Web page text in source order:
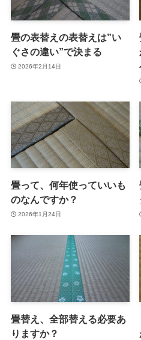
畳の表替えの表替えは”い
ぐさの違い”で決まる
2026年2月14日
畳って、何年使っていいも
のなんですか？
2026年1月24日
畳替え、全部替える必要あ
りますか？